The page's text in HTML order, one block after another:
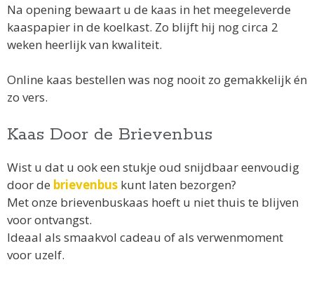
Na opening bewaart u de kaas in het meegeleverde
kaaspapier in de koelkast. Zo blijft hij nog circa 2
weken heerlijk van kwaliteit.
Online kaas bestellen was nog nooit zo gemakkelijk én
zo vers.
Kaas Door de Brievenbus
Wist u dat u ook een stukje oud snijdbaar eenvoudig
door de brievenbus kunt laten bezorgen?
Met onze brievenbuskaas hoeft u niet thuis te blijven
voor ontvangst.
Ideaal als smaakvol cadeau of als verwenmoment
voor uzelf.